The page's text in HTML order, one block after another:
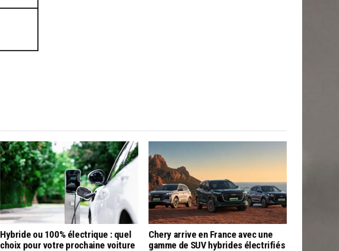
Hybride ou 100% électrique : quel
choix pour votre prochaine voiture
Chery arrive en France avec une
gamme de SUV hybrides électrifiés